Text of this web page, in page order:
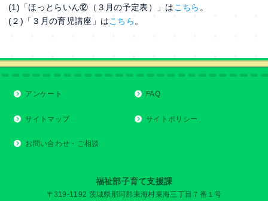
(1)「ほっとらいん⑫（３月の予定表）」は こちら 。
(２)「３月の育児講座」はこちら 。
アンケート FAQ
サイトマップ サイトポリシー
お問い合わせ・ご相談
福祉部子育て支援課
〒319-1192 茨城県那珂郡東海村東海三丁目７番１号